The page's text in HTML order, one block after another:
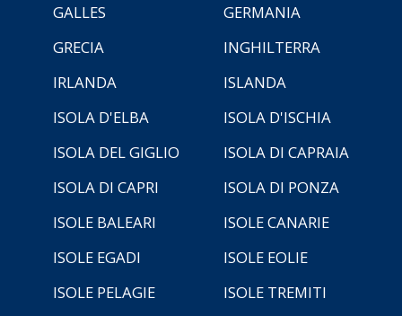
GALLES
GERMANIA
GRECIA
INGHILTERRA
IRLANDA
ISLANDA
ISOLA D'ELBA
ISOLA D'ISCHIA
ISOLA DEL GIGLIO
ISOLA DI CAPRAIA
ISOLA DI CAPRI
ISOLA DI PONZA
ISOLE BALEARI
ISOLE CANARIE
ISOLE EGADI
ISOLE EOLIE
ISOLE PELAGIE
ISOLE TREMITI